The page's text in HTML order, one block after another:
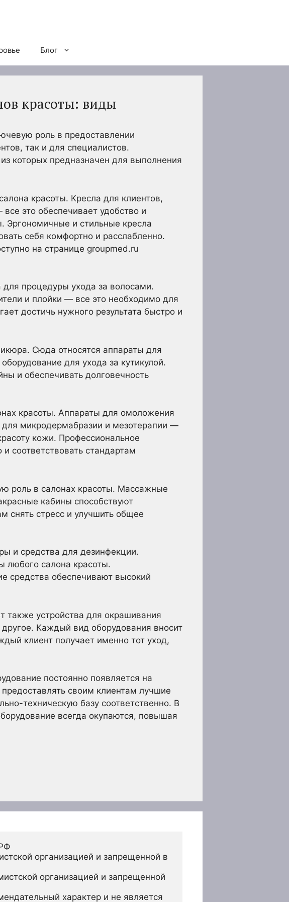
Блог
красоты: виды
роль в предоставлении
так и для специалистов.
которых предназначен для выполнения
красоты. Кресла для клиентов,
это обеспечивает удобство и
Эргономичные и стильные кресла
себя комфортно и расслабленно.
на странице groupmed.ru
для процедуры ухода за волосами.
и плойки — все это необходимо для
достичь нужного результата быстро и
Сюда относятся аппараты для
для ухода за кутикулой.
и обеспечивать долговечность
красоты. Аппараты для омоложения
микродермабразии и мезотерапии —
кожи. Профессиональное
соответствовать стандартам
роль в салонах красоты. Массажные
кабины способствуют
снять стресс и улучшить общее
и средства для дезинфекции.
любого салона красоты.
средства обеспечивают высокий
также устройства для окрашивания
Каждый вид оборудования вносит
клиент получает именно тот уход,
постоянно появляется на
своим клиентам лучшие
техническую базу соответственно. В
всегда окупаются, повышая
организацией и запрещенной в
организацией и запрещенной
характер и не является